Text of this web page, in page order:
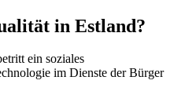
in Estland?
ein soziales
im Dienste der Bürger